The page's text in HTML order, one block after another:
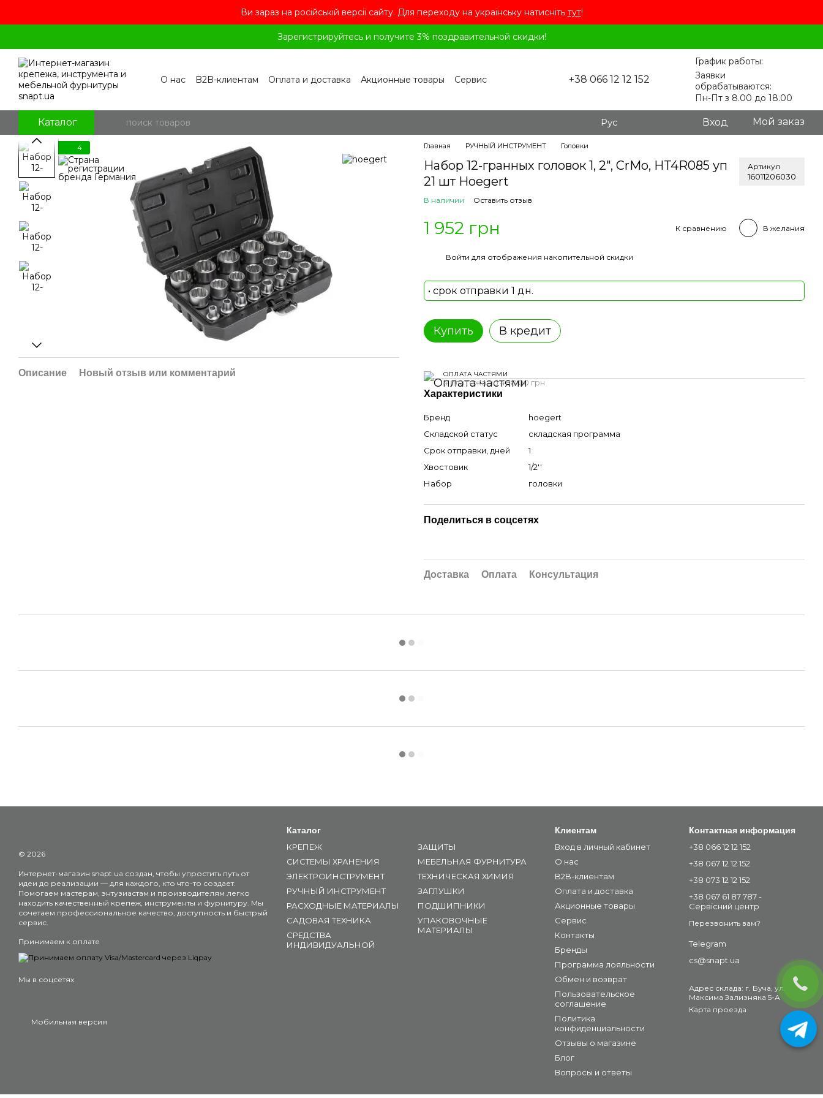
Ви зараз на російській версії сайту. Для переходу на українську натисніть тут!
Зарегистрируйтесь и получите 3% поздравительной скидки!
О нас B2B-клиентам Оплата и доставка Акционные товары
Сервис
+38 066 12 12 152
График работы:
Заявки
обрабатываются:
Пн-Пт з 8.00 до 18.00
Каталог Рус Вход Мой заказ
4
Описание Новый отзыв или комментарий
Главная РУЧНЫЙ ИНСТРУМЕНТ Головки
Набор 12-гранных головок 1, 2", CrMo, HT4R085 уп
21 шт Hoegert
Артикул
16011206030
В наличии Оставить отзыв
1 952 грн К сравнению В желания
Войти для отображения накопительной скидки
• срок отправки 1 дн.
Купить В кредит
ОПЛАТА ЧАСТЯМИ
4 платежа по 488.00 грн
Характеристики
Бренд
hoegert
Складской статус
складская программа
Срок отправки, дней
1
Хвостовик
1/2''
Набор
головки
Поделиться в соцсетях
Доставка Оплата Консультация
© 2026
Интернет-магазин snapt.ua создан, чтобы упростить путь от
идеи до реализации — для каждого, кто что-то создает.
Помогаем мастерам, энтузиастам и производителям легко
находить качественный крепеж, инструменты и фурнитуру. Мы
сочетаем профессиональное качество, доступность и быстрый
сервис.
Принимаем к оплате
Мы в соцсетях
Мобильная версия
Каталог
КРЕПЕЖ
СИСТЕМЫ ХРАНЕНИЯ
ЭЛЕКТРОИНСТРУМЕНТ
РУЧНЫЙ ИНСТРУМЕНТ
РАСХОДНЫЕ МАТЕРИАЛЫ
САДОВАЯ ТЕХНИКА
СРЕДСТВА
ИНДИВИДУАЛЬНОЙ
ЗАЩИТЫ
МЕБЕЛЬНАЯ ФУРНИТУРА
ТЕХНИЧЕСКАЯ ХИМИЯ
ЗАГЛУШКИ
ПОДШИПНИКИ
УПАКОВОЧНЫЕ
МАТЕРИАЛЫ
Клиентам
Вход в личный кабинет
О нас
B2B-клиентам
Оплата и доставка
Акционные товары
Сервис
Контакты
Бренды
Программа лояльности
Обмен и возврат
Пользовательское
соглашение
Политика
конфиденциальности
Отзывы о магазине
Блог
Вопросы и ответы
Контактная информация
+38 066 12 12 152
+38 067 12 12 152
+38 073 12 12 152
+38 067 61 87 787 -
Сервісний центр
Перезвонить вам?
Telegram
cs@snapt.ua
Адрес склада: г. Буча, ул.
Максима Зализняка 5-А
Карта проезда